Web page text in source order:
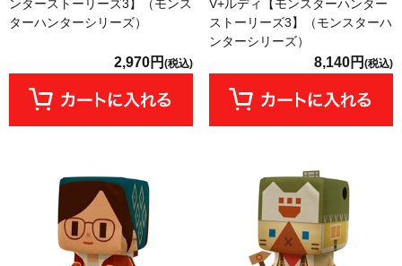
ンターストーリーズ3】（モンス
ターハンターシリーズ）
2,970円 (税込)
V+ルディ【モンスターハンター
ストーリーズ3】（モンスターハ
ンターシリーズ）
8,140円 (税込)